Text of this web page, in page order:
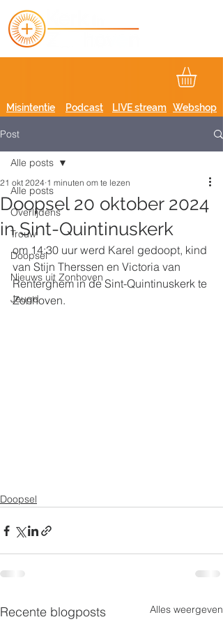
Podcast
Misintentie LIVE stream Webshop
Post
Alle posts
Overlijdens
Trouw
Doopsel
Nieuws uit Zonhoven
Jeugd
Alle posts
Doopsel 20 oktober 2024
in Sint-Quintinuskerk
21 okt 2024 1 minuten om te lezen
om 14:30 uur werd Karel gedoopt, kind
van Stijn Therssen en Victoria van
Renterghem in de Sint-Quintinuskerk te
Zonhoven.
Doopsel
Recente blogposts Alles weergeven